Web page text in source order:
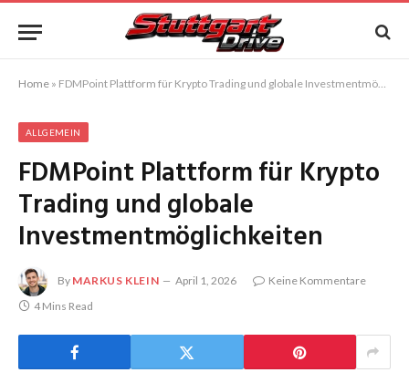
Home » FDMPoint Plattform für Krypto Trading und globale Investmentmöglichkeiten
ALLGEMEIN
FDMPoint Plattform für Krypto
Trading und globale
Investmentmöglichkeiten
By MARKUS KLEIN April 1, 2026
Keine Kommentare
4 Mins Read